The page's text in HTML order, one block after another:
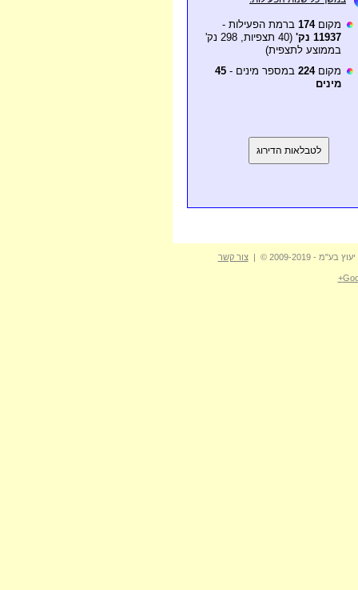
מקום174 ברמת הפעילות -
11937 נק'
(40 תצפיות, 298 נק'
בממוצע לתצפית)
מקום224 במספר מינים - 45
מינים
לטבלאות הדירוג
- 2009-2019 © | צור קשר